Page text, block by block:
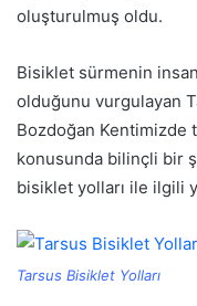
oluşturulmuş oldu.
Bisiklet sürmenin
olduğunu vurgulayan
Bozdoğan Kentimizde
konusunda bilinçli bir
bisiklet yolları ile ilgili
Tarsus Bisiklet Yolları